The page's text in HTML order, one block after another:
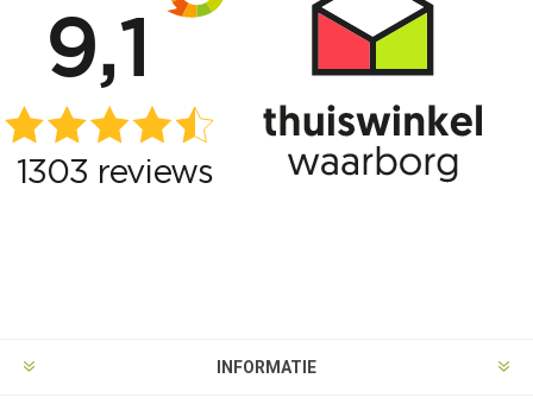
INFORMATIE